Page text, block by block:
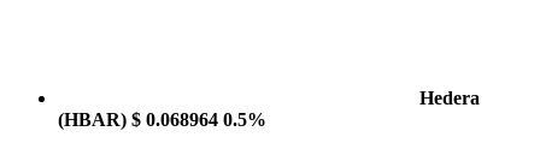
Hedera
(HBAR) $ 0.068964 0.5%